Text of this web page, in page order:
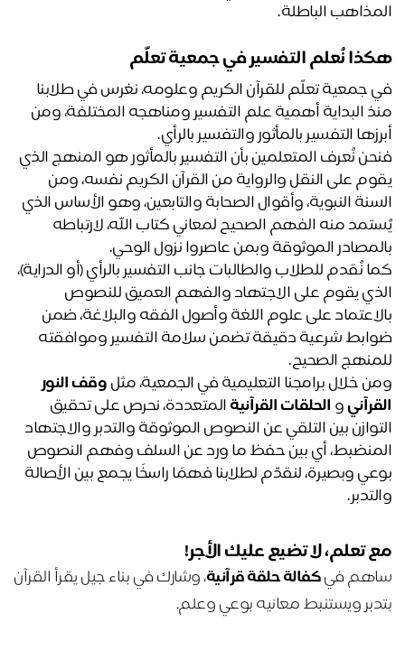
الباطلة.
نُعلم التفسير في جمعية تعلّم
في جمعية تعلّم للقرآن الكريم وعلومه، نغرس في طلابنا
منذ البداية أهمية علم التفسير ومناهجه المختلفة، ومن
التفسير بالمأثور والتفسير بالرأي.
فنحن نُعرف المتعلمين بأن التفسير بالمأثور هو المنهج الذي
يقوم على النقل والرواية من القرآن الكريم نفسه، ومن
السنة النبوية، وأقوال الصحابة والتابعين، وهو الأساس الذي
يُستمد منه الفهم الصحيح لمعاني كتاب الله، لارتباطه
الموثوقة وبمن عاصروا نزول الوحي.
كما نُقدم للطلاب والطالبات جانب التفسير بالرأي (أو الدراية)،
الذي يقوم على الاجتهاد والفهم العميق للنصوص
بالاعتماد على علوم اللغة وأصول الفقه والبلاغة، ضمن
ضوابط شرعية دقيقة تضمن سلامة التفسير وموافقته
الصحيح.
خلال برامجنا التعليمية في الجمعية، مثل وقف النور
و الحلقات القرآنية
المتعددة، نحرص على تحقيق
التوازن بين التلقي عن النصوص الموثوقة والتدبر والاجتهاد
المنضبط، أي بين حفظ ما ورد عن السلف وفهم النصوص
بوعي وبصيرة، لنقدّم لطلابنا فهمًا راسخًا يجمع بين الأصالة
تعلم، لا تضيع عليك الأجر!
فيكفالة حلقة قرآنية، وشارك في بناء جيل يقرأ القرآن
ويستنبط معانيه بوعي وعلم.